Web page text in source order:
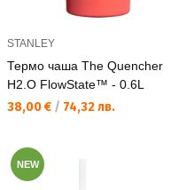
STANLEY
Термо чаша The Quencher
H2.O FlowState™ - 0.6L
Текуща цена:
38,00 € / 74,32 лв.
NEW